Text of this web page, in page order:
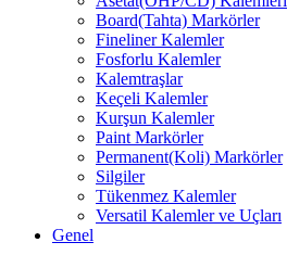
Board(Tahta) Markörler
Fineliner Kalemler
Fosforlu Kalemler
Kalemtraşlar
Keçeli Kalemler
Kurşun Kalemler
Paint Markörler
Permanent(Koli) Markörler
Silgiler
Tükenmez Kalemler
Versatil Kalemler ve Uçları
Genel